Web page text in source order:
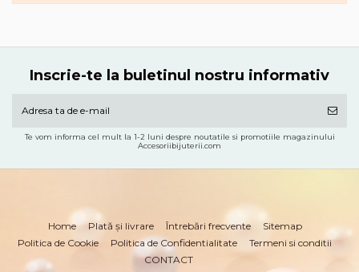
Inscrie-te la buletinul nostru informativ
Te vom informa cel mult la 1-2 luni despre noutatile si promotiile magazinului
Accesoriibijuterii.com
Home Plată și livrare Întrebări frecvente
Sitemap
Politica de Cookie
Politica de Confidentialitate
Termeni si conditii
CONTACT